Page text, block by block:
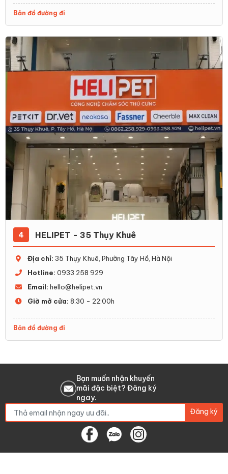
Bản đồ đường đi
4 HELIPET - 35 Thụy Khuê
Địa chỉ: 35 Thụy Khuê, Phường Tây Hồ, Hà Nội
Hotline: 0933 258 929
Email: hello@helipet.vn
Giờ mở cửa: 8:30 - 22:00h
Bản đồ đường đi
Bạn muốn nhận khuyến
mãi đặc biệt? Đăng ký
ngay.
Đăng ký